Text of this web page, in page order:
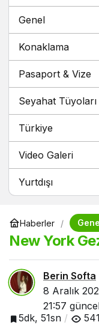
Genel
Konaklama
Pasaport & Vize
Seyahat Tüyoları
Türkiye
Video Galeri
Yurtdışı
Haberler
New York
Berin Softa
8 Aralık
21:57
5dk, 51sn
541